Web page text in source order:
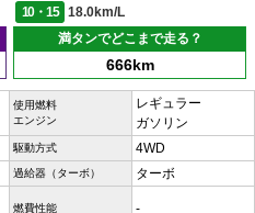
10・15
18.0km/L
満タンでどこまで走る？
666km
使用燃料
エンジン
レギュラー
ガソリン
駆動方式 4WD
過給器（ターボ） ターボ
燃費性能 -